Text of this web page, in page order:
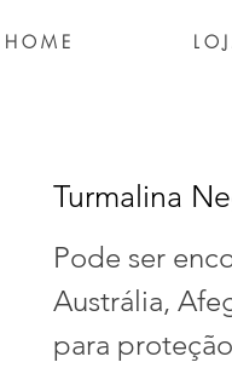
H O M E L O
Turmalina
Pode ser
Austrália,
para